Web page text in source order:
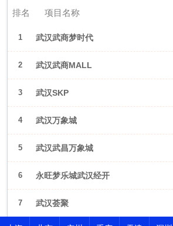
排名 项目名称
1 武汉武商梦时代
2 武汉武商MALL
3 武汉SKP
4 武汉万象城
5 武汉武昌万象城
6 永旺梦乐城武汉经开
7 武汉荟聚